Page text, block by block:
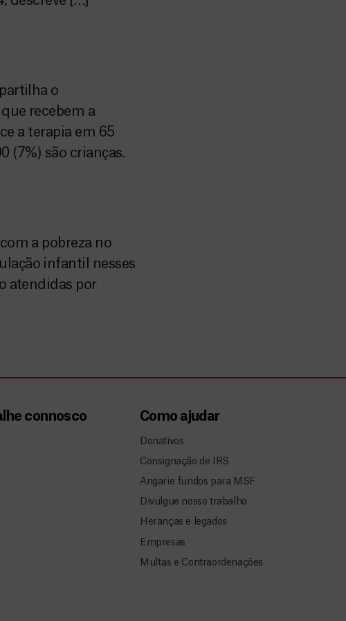
o
recebem a
a terapia em 65
(7%) são crianças.
a pobreza no
infantil nesses
atendidas por
connosco Como ajudar
Donativos
Consignação de IRS
Angarie fundos para MSF
Divulgue nosso trabalho
Heranças e legados
Empresas
Multas e Contraordenações